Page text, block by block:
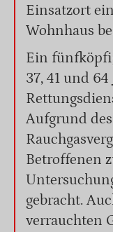
Einsatzort
Wohnhaus
Ein
37, 41 und
Aufgrund
Betroffenen
gebracht.
verrauchten